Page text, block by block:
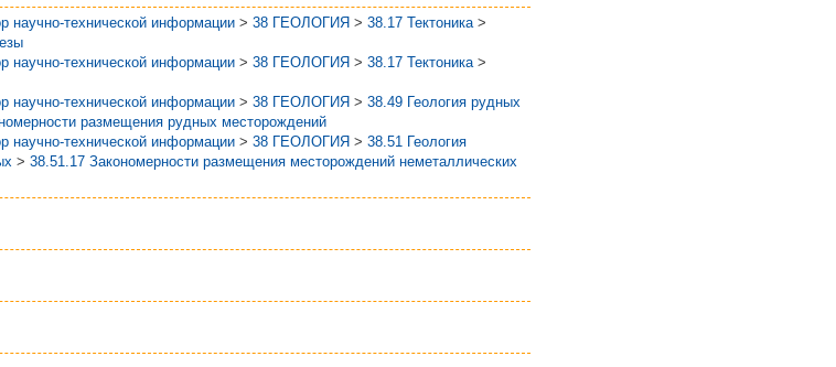
научно-технической информации > 38 ГЕОЛОГИЯ > 38.17 Тектоника >
научно-технической информации > 38 ГЕОЛОГИЯ > 38.17 Тектоника >
научно-технической информации > 38 ГЕОЛОГИЯ > 38.49 Геология рудных
размещения рудных месторождений
научно-технической информации > 38 ГЕОЛОГИЯ > 38.51 Геология
> 38.51.17 Закономерности размещения месторождений неметаллических